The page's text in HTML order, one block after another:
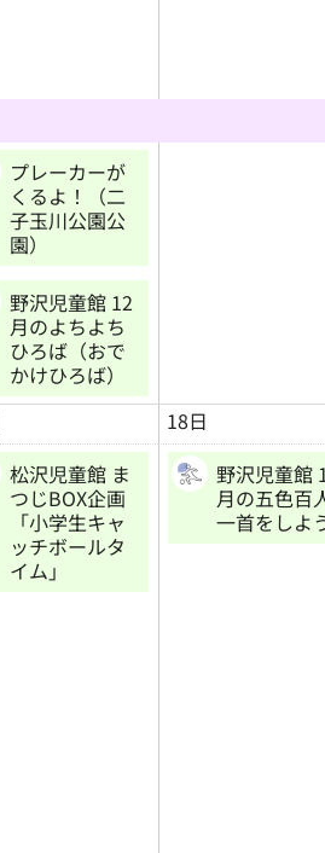
プレーカーが
くるよ！（二
子玉川公園公
園）
野沢児童館 12
月のよちよち
ひろば（おで
かけひろば）
18日
松沢児童館 ま
つじBOX企画
「小学生キャ
ッチボールタ
イム」
野沢児童館
月の五色百
一首をしよ